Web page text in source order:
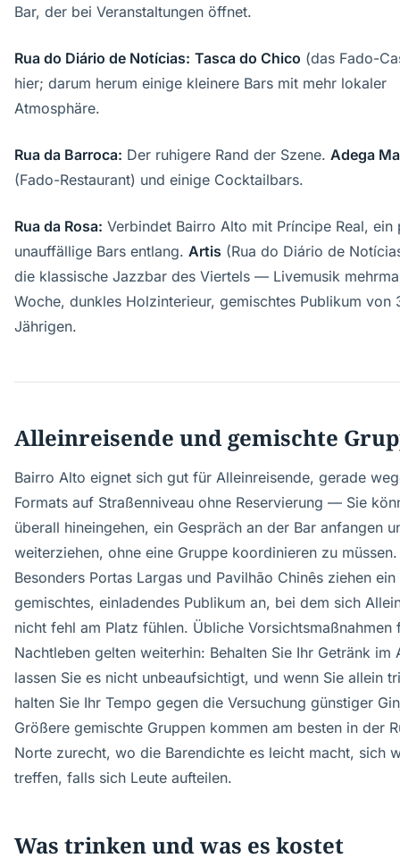
Bar, der bei Veranstaltungen öffnet.
Rua do Diário de Notícias: Tasca do Chico (das Fado-
hier; darum herum einige kleinere Bars mit mehr lokaler
Atmosphäre.
Rua da Barroca: Der ruhigere Rand der Szene. Adega
(Fado-Restaurant) und einige Cocktailbars.
Rua da Rosa: Verbindet Bairro Alto mit Príncipe Real, ein
unauffällige Bars entlang. Artis (Rua do Diário de
die klassische Jazzbar des Viertels — Livemusik
Woche, dunkles Holzinterieur, gemischtes Publikum von
Jährigen.
Alleinreisende und gemischte
Bairro Alto eignet sich gut für Alleinreisende, gerade
Formats auf Straßenniveau ohne Reservierung — Sie
überall hineingehen, ein Gespräch an der Bar anfangen
weiterziehen, ohne eine Gruppe koordinieren zu müssen.
Besonders Portas Largas und Pavilhão Chinês ziehen ein
gemischtes, einladendes Publikum an, bei dem sich
nicht fehl am Platz fühlen. Übliche Vorsichtsmaßnahmen
Nachtleben gelten weiterhin: Behalten Sie Ihr Getränk im
lassen Sie es nicht unbeaufsichtigt, und wenn Sie allein
halten Sie Ihr Tempo gegen die Versuchung günstiger
Größere gemischte Gruppen kommen am besten in der
Norte zurecht, wo die Barendichte es leicht macht, sich
treffen, falls sich Leute aufteilen.
Was trinken und was es kostet